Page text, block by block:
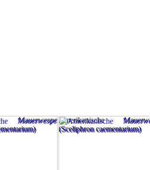
Mauerwespe Amerikanische
(Sceliphron caementarium)